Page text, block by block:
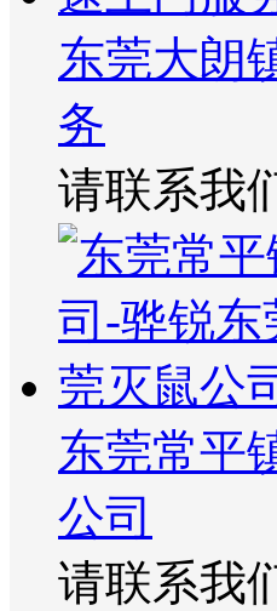
东莞大朗
务
请联系我
东莞常平
公司
请联系我